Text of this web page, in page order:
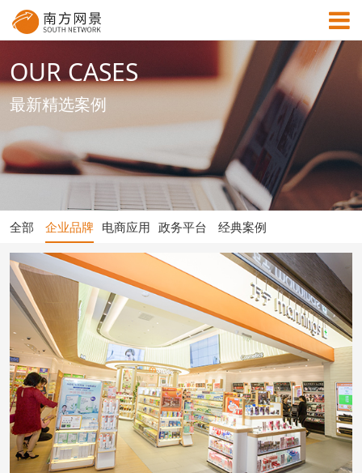
MENU
成功案例
解决方案
资讯中心
关于网景
OUR CASES
最新精选案例
全部 企业品牌 电商应用 政务平台 经典案例